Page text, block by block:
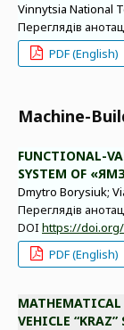
Vinnytsia National
Переглядів
PDF (English)
Machine-
FUNCTIONAL-
SYSTEM OF
Dmytro Borysiuk;
Переглядів
DOI https://doi.org/
PDF (English)
MATHEMATICAL
VEHICLE